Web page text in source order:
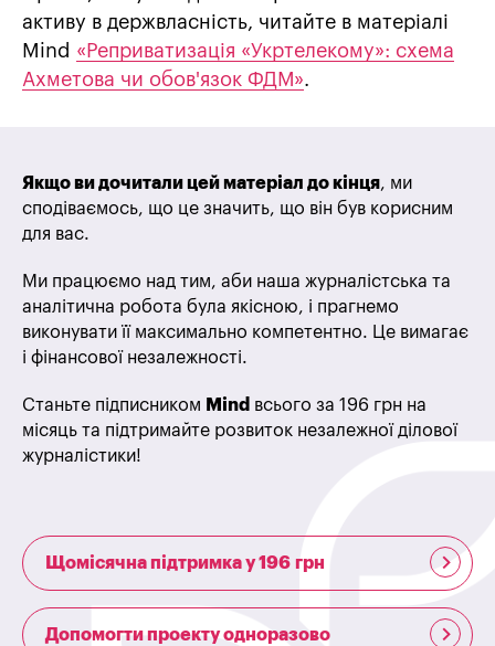
активу в держвласність, читайте в матеріалі
Mind «Реприватизація «Укртелекому»: схема
Ахметова чи обов'язок ФДМ».
Якщо ви дочитали цей матеріал до кінця, ми
сподіваємось, що це значить, що він був корисним
для вас.
Ми працюємо над тим, аби наша журналістська та
аналітична робота була якісною, і прагнемо
виконувати її максимально компетентно. Це вимагає
і фінансової незалежності.
Станьте підписником Mind всього за 196 грн на
місяць та підтримайте розвиток незалежної ділової
журналістики!
Щомісячна підтримка у 196 грн
Допомогти проекту одноразово